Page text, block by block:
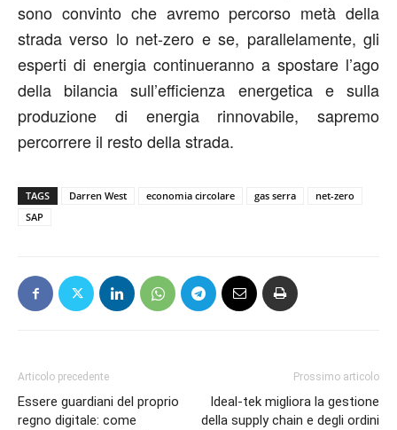
sono convinto che avremo percorso metà della
strada verso lo net-zero e se, parallelamente, gli
esperti di energia continueranno a spostare l’ago
della bilancia sull’efficienza energetica e sulla
produzione di energia rinnovabile, sapremo
percorrere il resto della strada.
TAGS Darren West economia circolare gas serra
net-zero
SAP
Articolo precedente
Essere guardiani del proprio
regno digitale: come
Prossimo articolo
Ideal-tek migliora la gestione
della supply chain e degli ordini